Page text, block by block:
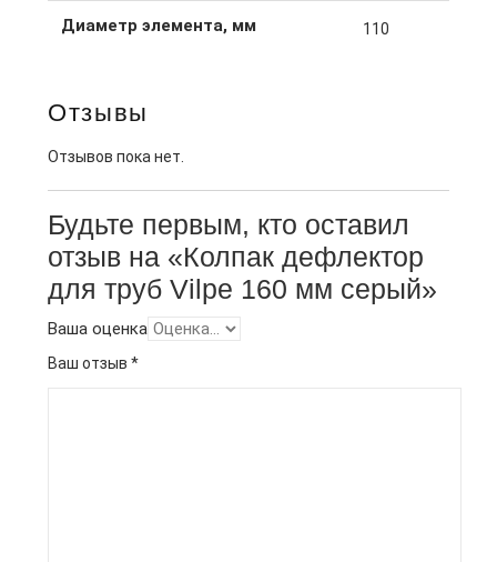
Диаметр элемента, мм 110
Отзывы
Отзывов пока нет.
Будьте первым, кто оставил
отзыв на «Колпак дефлектор
для труб Vilpe 160 мм серый»
Ваша оценка
Ваш отзыв *